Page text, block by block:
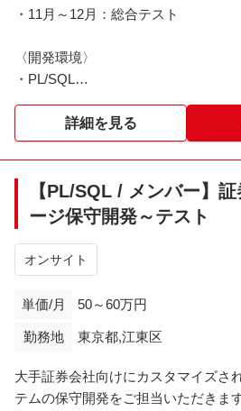
・11月～12月：総合テスト
〈開発環境〉
・PL/SQL
※その他詳細は面談時にご説明させ
※※こちらの案件は現在募集を終了し
詳細を見る
【PL/SQL / メンバー】
ージ保守開発～テスト
オンサイト
単価/月 50～60万円
勤務地 東京都,江東区
大手証券会社向けにカスタマイズさ
テムの保守開発をご担当いただきます